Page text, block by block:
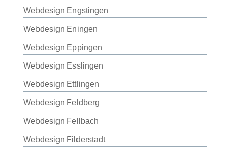
Webdesign Engstingen
Webdesign Eningen
Webdesign Eppingen
Webdesign Esslingen
Webdesign Ettlingen
Webdesign Feldberg
Webdesign Fellbach
Webdesign Filderstadt